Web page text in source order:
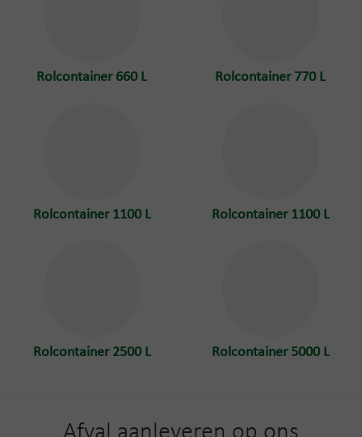
Rolcontainer 660 L Rolcontainer 770 L
Rolcontainer 1100 L Rolcontainer 1100 L
Rolcontainer 2500 L Rolcontainer 5000 L